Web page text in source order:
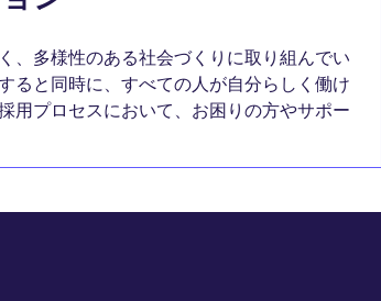
、多様性のある社会づくりに取り組んでい
ると同時に、すべての人が自分らしく働け
用プロセスにおいて、お困りの方やサポー